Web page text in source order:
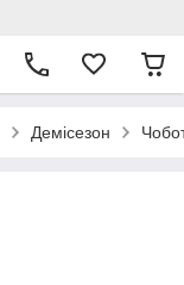
Демісезон